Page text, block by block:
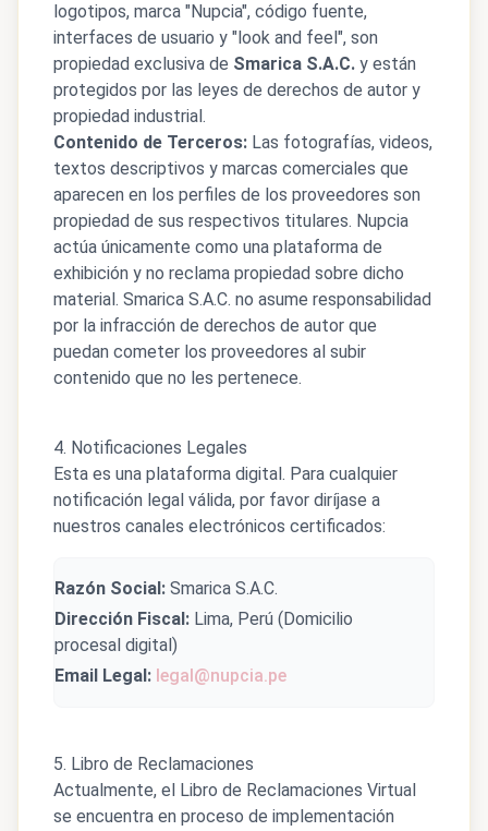
logotipos, marca "Nupcia", código fuente,
interfaces de usuario y "look and feel", son
propiedad exclusiva de Smarica S.A.C. y están
protegidos por las leyes de derechos de autor y
propiedad industrial.
Contenido de Terceros: Las fotografías, videos,
textos descriptivos y marcas comerciales que
aparecen en los perfiles de los proveedores son
propiedad de sus respectivos titulares. Nupcia
actúa únicamente como una plataforma de
exhibición y no reclama propiedad sobre dicho
material. Smarica S.A.C. no asume responsabilidad
por la infracción de derechos de autor que
puedan cometer los proveedores al subir
contenido que no les pertenece.
4. Notificaciones Legales
Esta es una plataforma digital. Para cualquier
notificación legal válida, por favor diríjase a
nuestros canales electrónicos certificados:
Razón Social: Smarica S.A.C.
Dirección Fiscal: Lima, Perú (Domicilio
procesal digital)
Email Legal: legal@nupcia.pe
5. Libro de Reclamaciones
Actualmente, el Libro de Reclamaciones Virtual
se encuentra en proceso de implementación